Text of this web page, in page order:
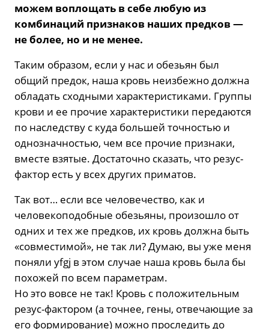
можем воплощать в себе любую из
комбинаций признаков наших предков —
не более, но и не менее.
Таким образом, если у нас и обезьян был
общий предок, наша кровь неизбежно должна
обладать сходными характеристиками. Группы
крови и ее прочие характеристики передаются
по наследству с куда большей точностью и
однозначностью, чем все прочие признаки,
вместе взятые. Достаточно сказать, что резус-
фактор есть у всех других приматов.
Так вот… если все человечество, как и
человекоподобные обезьяны, произошло от
одних и тех же предков, их кровь должна быть
«совместимой», не так ли? Думаю, вы уже меня
поняли yfgj в этом случае наша кровь была бы
похожей по всем параметрам.
Но это вовсе не так! Кровь с положительным
резус-фактором (а точнее, гены, отвечающие за
его формирование) можно проследить до